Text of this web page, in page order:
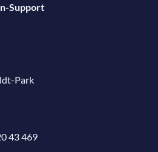
Support
Park
43 469